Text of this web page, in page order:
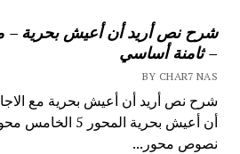
شرح نص أريد أن أعيش بحرية –
– ثامنة أساسي
BY CHAR7 NAS
شرح نص أريد أن أعيش بحرية مع
أن أعيش بحرية
نصوص محور...